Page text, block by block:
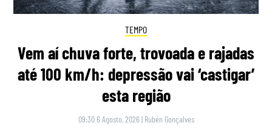
TEMPO
Vem aí chuva forte, trovoada e rajadas
até 100 km/h: depressão vai ‘castigar’
esta região
09:30 6 Agosto, 2026 | Rubén Gonçalves